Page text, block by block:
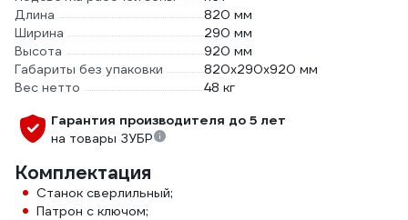
Длина
820 мм
Ширина
290 мм
Высота
920 мм
Габариты без упаковки
820х290х920 мм
Вес нетто
48 кг
Гарантия производителя до 5 лет
на товары ЗУБР
Комплектация
Станок сверлильный;
Патрон с ключом;